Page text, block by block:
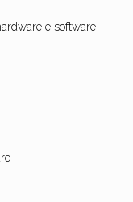
e software